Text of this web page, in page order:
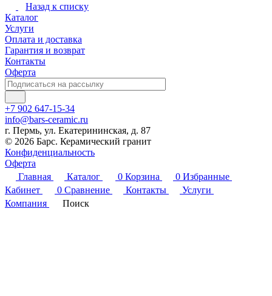
Назад к списку
Каталог
Услуги
Оплата и доставка
Гарантия и возврат
Контакты
Оферта
+7 902 647-15-34
info@bars-ceramic.ru
г. Пермь, ул. Екатерининская, д. 87
© 2026 Барс. Керамический гранит
Конфиденциальность
Оферта
Главная
Каталог 0 Корзина 0 Избранные
Кабинет
0 Сравнение Контакты
Услуги
Компания
Поиск